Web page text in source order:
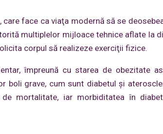
face ca viaţa modernă să se
multiplelor mijloace tehnice aflate la
corpul să realizeze exerciţii fizice.
împreună cu starea de obezitate
boli grave, cum sunt diabetul şi
mortalitate, iar morbiditatea în